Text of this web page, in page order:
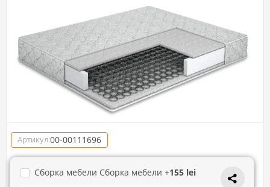
Артикул:00-00111696
Сборка мебели Сборка мебели +155 lei